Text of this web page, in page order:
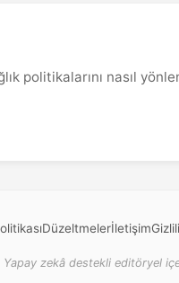
politikalarını nasıl
Düzeltmelerİletişim
Yapay zekâ destekli editöryel